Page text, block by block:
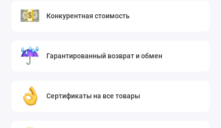
Конкурентная стоимость
Гарантированный возврат и обмен
Сертификаты на все товары